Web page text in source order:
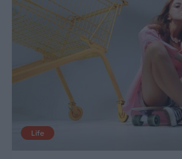
Life